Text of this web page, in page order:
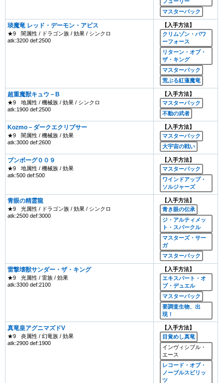
マスターパック
琰魔竜 レッド・デーモン・アビス
★9
闇属性 / ドラゴン族 / 効果 / シンクロ
atk:3200 def:2500
【入手方法】
クリムゾン・パワ
ーフォース
リターン・オブ・
ザ・キング
マスターパック
荒ぶる紅蓮魔竜
超重魔獣キュウ－B
★9
地属性 / 機械族 / 効果 / シンクロ
atk:1900 def:2500
【入手方法】
マスターパック
不動の武者
Kozmo－ダークエクリプサー
★9
闇属性 / 機械族 / 効果
atk:3000 def:2600
【入手方法】
マスターパック
大宇宙の戦い
ブンボーグ００９
★9
地属性 / 機械族 / 効果
atk:500 def:500
【入手方法】
マスターパック
ワインドアップ・
ソルジャーズ
青眼の精霊龍
★9
光属性 / ドラゴン族 / 効果 / シンクロ
atk:2500 def:3000
【入手方法】
青き眼の伝承
ジ・アルティメッ
ト・スパークル
マスターズ・サー
ガ
マスターパック
雷撃壊獣サンダー・ザ・キング
★9
光属性 / 雷族 / 効果
atk:3300 def:2100
【入手方法】
エキスパート・オ
ブ・デュエル
マスターパック
要調査生物、出
現！
真竜皇アグニマズドV
★9
炎属性 / 幻竜族 / 効果
atk:2900 def:1900
【入手方法】
目覚めし真竜
インヴィシブル・
エース
レコード・オブ・
ノーブルスピリッ
ツ